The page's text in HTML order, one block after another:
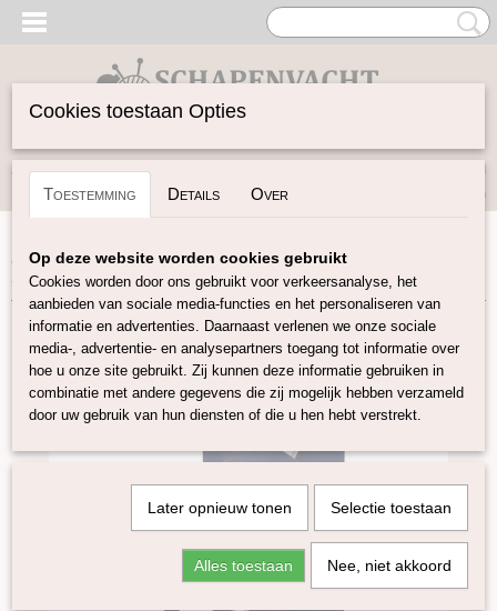
Inloggen Registreren
(0)
Home>Garen>Accessoires>Scharen>ReStyle
Stoffenschaar 21 cm
Cookies toestaan Opties
Toestemming Details Over
Op deze website worden cookies gebruikt
Cookies worden door ons gebruikt voor verkeersanalyse, het
aanbieden van sociale media-functies en het personaliseren van
informatie en advertenties. Daarnaast verlenen we onze sociale
media-, advertentie- en analysepartners toegang tot informatie over
hoe u onze site gebruikt. Zij kunnen deze informatie gebruiken in
combinatie met andere gegevens die zij mogelijk hebben verzameld
door uw gebruik van hun diensten of die u hen hebt verstrekt.
Later opnieuw tonen Selectie toestaan
Alles toestaan Nee, niet akkoord